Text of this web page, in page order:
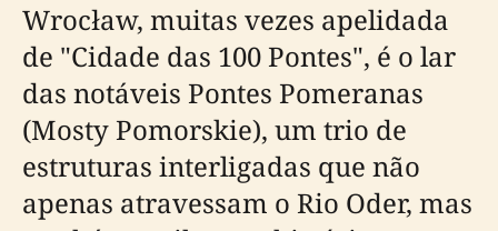
Wrocław, muitas vezes apelidada
de "Cidade das 100 Pontes", é o lar
das notáveis Pontes Pomeranas
(Mosty Pomorskie), um trio de
estruturas interligadas que não
apenas atravessam o Rio Oder, mas